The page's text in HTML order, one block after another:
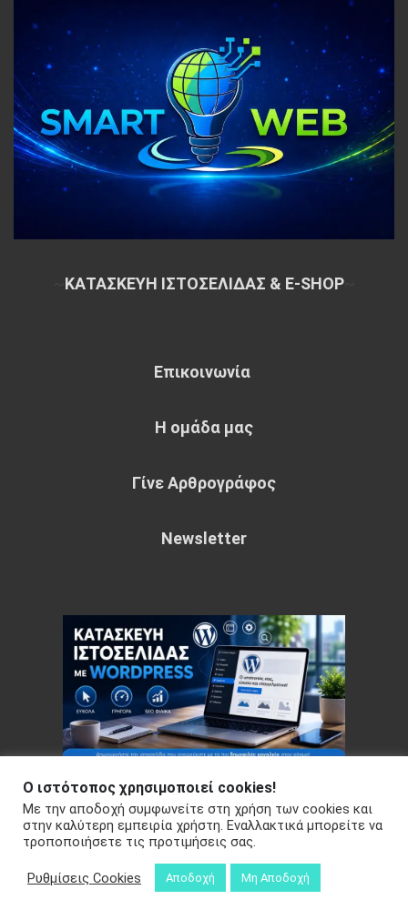
ΚΑΤΑΣΚΕΥΗ ΙΣΤΟΣΕΛΙΔΑΣ & E-SHOP~
Επικοινωνία
Η ομάδα μας
Γίνε Αρθρογράφος
Newsletter
Copyright © 2026 Your e-articles - WordPress Theme : by
Sparkle Themes Πολιτική Απορρήτου
Ο ιστότοπος χρησιμοποιεί cookies!
Με την αποδοχή συμφωνείτε στη χρήση των cookies και
στην καλύτερη εμπειρία χρήστη. Εναλλακτικά μπορείτε να
τροποποιήσετε τις προτιμήσεις σας.
Ρυθμίσεις Cookies Αποδοχή Μη Αποδοχή